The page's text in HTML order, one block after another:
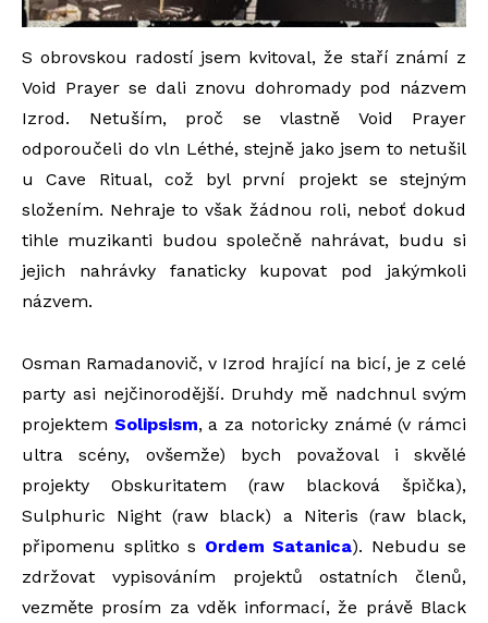
S obrovskou radostí jsem kvitoval, že staří známí z
Void Prayer se dali znovu dohromady pod názvem
Izrod. Netuším, proč se vlastně Void Prayer
odporoučeli do vln Léthé, stejně jako jsem to netušil
u Cave Ritual, což byl první projekt se stejným
složením. Nehraje to však žádnou roli, neboť dokud
tihle muzikanti budou společně nahrávat, budu si
jejich nahrávky fanaticky kupovat pod jakýmkoli
názvem.
Osman Ramadanovič, v Izrod hrající na bicí, je z celé
party asi nejčinorodější. Druhdy mě nadchnul svým
projektem Solipsism, a za notoricky známé (v rámci
ultra scény, ovšemže) bych považoval i skvělé
projekty Obskuritatem (raw blacková špička),
Sulphuric Night (raw black) a Niteris (raw black,
připomenu splitko s Ordem Satanica). Nebudu se
zdržovat vypisováním projektů ostatních členů,
vezměte prosím za vděk informací, že právě Black